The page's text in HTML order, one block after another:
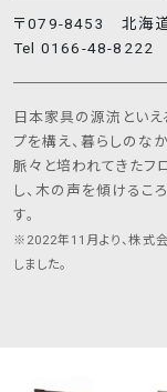
〒079-8453 北海
Tel 0166-48-8222
日本家具の源流とい
プを構え、暮らしのな
脈々と培われてきたフ
し、木の声を傾けるこ
す。
※2022年11月より、株式
しました。